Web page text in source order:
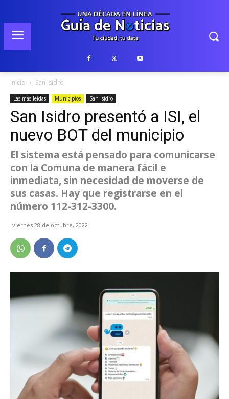
Inicio San Isidro
Las más leidas Municipios San Isidro
San Isidro presentó a ISI, el
nuevo BOT del municipio
El sistema está pensado para comunicarse
con la Comuna de manera fácil e
inmediata, sin necesidad de moverse de
sus casas. Hay que registrarse en el
número 112-312-3300.
viernes 28 de octubre, 2022